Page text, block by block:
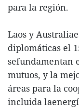
para la región.
Laos y
diplomáticas el
sefundamentan
mutuos, y la
áreas para la
incluida